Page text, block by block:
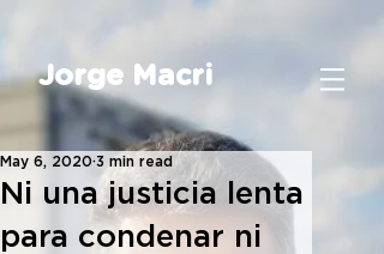
Jorge Macri
Ni una justicia lenta
para condenar ni
May 6, 2020 3 min read